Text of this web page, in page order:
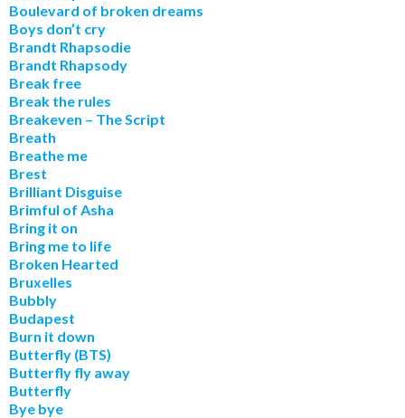
Boulevard of broken dreams
Boys don’t cry
Brandt Rhapsodie
Brandt Rhapsody
Break free
Break the rules
Breakeven – The Script
Breath
Breathe me
Brest
Brilliant Disguise
Brimful of Asha
Bring it on
Bring me to life
Broken Hearted
Bruxelles
Bubbly
Budapest
Burn it down
Butterfly (BTS)
Butterfly fly away
Butterfly
Bye bye